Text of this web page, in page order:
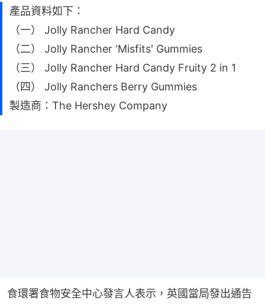
產品資料如下：
（一） Jolly Rancher Hard Candy
（二） Jolly Rancher 'Misfits' Gummies
（三） Jolly Rancher Hard Candy Fruity 2 in 1
（四） Jolly Ranchers Berry Gummies
製造商：The Hershey Company
食環署食物安全中心發言人表示，英國當局發出通告